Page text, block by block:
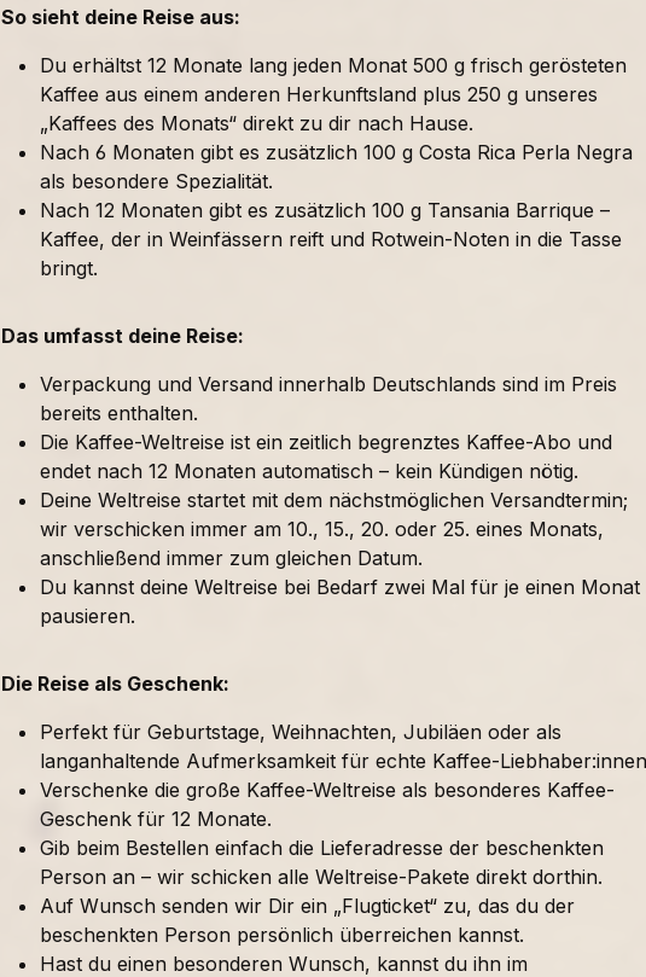
So sieht deine Reise aus:
Du erhältst 12 Monate lang jeden Monat 500 g frisch gerösteten
Kaffee aus einem anderen Herkunftsland plus 250 g unseres
„Kaffees des Monats“ direkt zu dir nach Hause.
Nach 6 Monaten gibt es zusätzlich 100 g Costa Rica Perla Negra
als besondere Spezialität.
Nach 12 Monaten gibt es zusätzlich 100 g Tansania Barrique –
Kaffee, der in Weinfässern reift und Rotwein-Noten in die Tasse
bringt.
Das umfasst deine Reise:
Verpackung und Versand innerhalb Deutschlands sind im Preis
bereits enthalten.
Die Kaffee-Weltreise ist ein zeitlich begrenztes Kaffee-Abo und
endet nach 12 Monaten automatisch – kein Kündigen nötig.
Deine Weltreise startet mit dem nächstmöglichen Versandtermin;
wir verschicken immer am 10., 15., 20. oder 25. eines Monats,
anschließend immer zum gleichen Datum.
Du kannst deine Weltreise bei Bedarf zwei Mal für je einen Monat
pausieren.
Die Reise als Geschenk:
Perfekt für Geburtstage, Weihnachten, Jubiläen oder als
langanhaltende Aufmerksamkeit für echte Kaffee-
Verschenke die große Kaffee-Weltreise als besonderes Kaffee-
Geschenk für 12 Monate.
Gib beim Bestellen einfach die Lieferadresse der beschenkten
Person an – wir schicken alle Weltreise-Pakete direkt dorthin.
Auf Wunsch senden wir Dir ein „Flugticket“ zu, das du der
beschenkten Person persönlich überreichen kannst.
Hast du einen besonderen Wunsch, kannst du ihn im